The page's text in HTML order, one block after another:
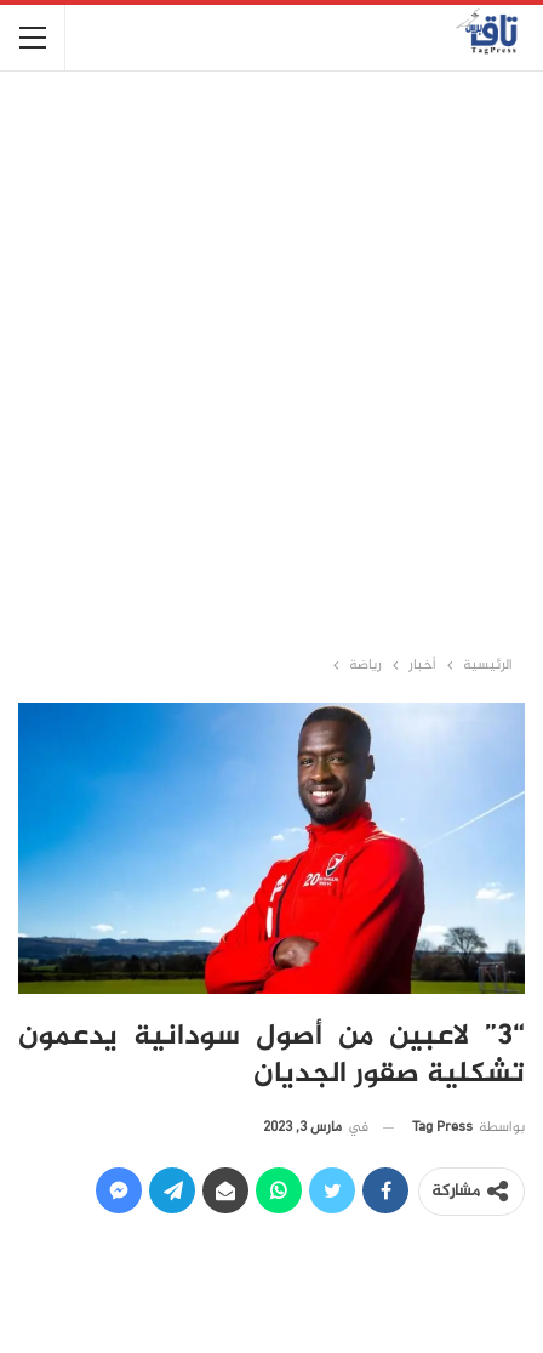
الرئيسية أخبار رياضة
“3” لاعبين من أصول سودانية يدعمون
تشكلية صقور الجديان
بواسطة Tag Press في مارس 3, 2023
مشاركة